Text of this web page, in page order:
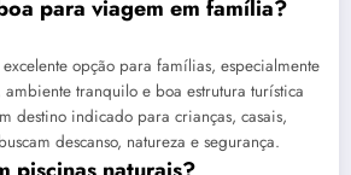
para viagem em família?
opção para famílias, especialmente
ambiente tranquilo e boa estrutura turística
destino indicado para crianças, casais,
descanso, natureza e segurança.